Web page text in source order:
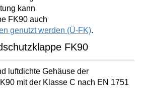
kann
FK90 auch
genutzt werden (Ü-FK).
FK90
luftdichte Gehäuse der
mit der Klasse C nach EN 1751